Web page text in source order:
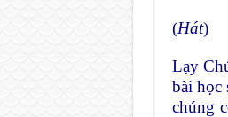
(Hát)
Lạy
bài học
chúng